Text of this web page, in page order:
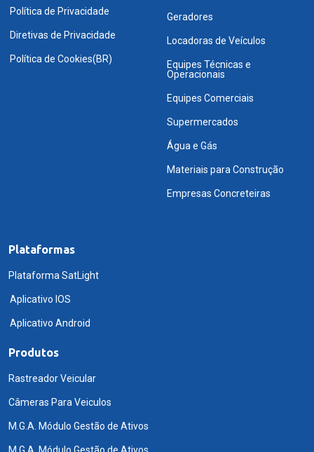
Política de Privacidade
Diretivas de Privacidade
Política de Cookies(BR)
Geradores
Locadoras de Veículos
Equipes Técnicas e
Operacionais
Equipes Comerciais
Supermercados
Água e Gás
Materiais para Construção
Empresas Concreteiras
Plataformas
Plataforma SatLight
Aplicativo IOS
Aplicativo Android
Produtos
Rastreador Veicular
Câmeras Para Veiculos
M.G.A. Módulo Gestão de Ativos